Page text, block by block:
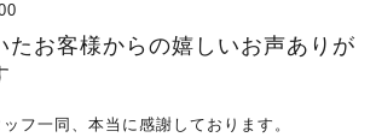
たお客様からの嬉しいお声ありが
フ一同、本当に感謝しております。